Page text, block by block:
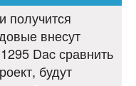
получится
внесут
Dac сравнить
будут